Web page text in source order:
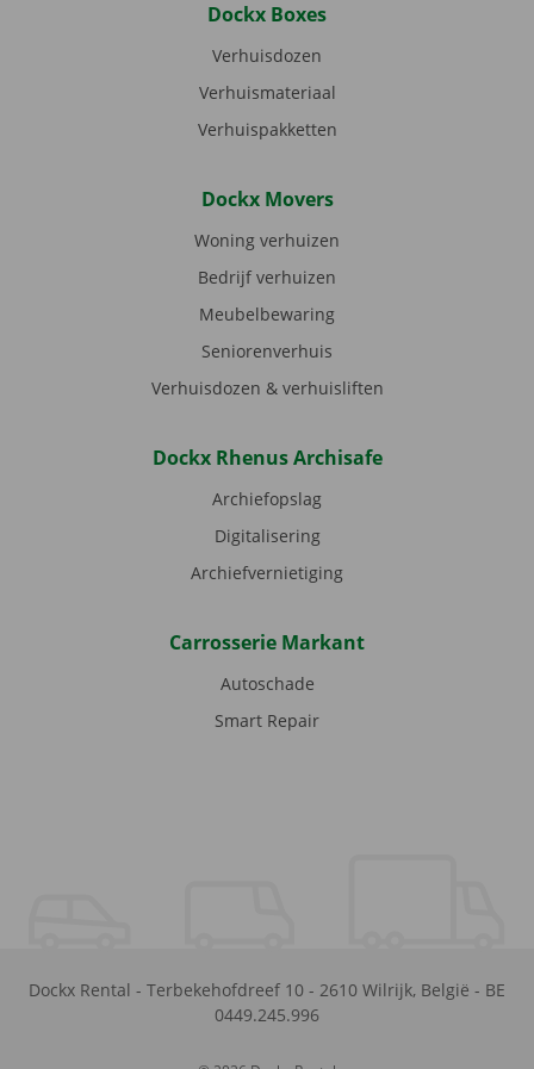
Dockx Boxes
Verhuisdozen
Verhuismateriaal
Verhuispakketten
Dockx Movers
Woning verhuizen
Bedrijf verhuizen
Meubelbewaring
Seniorenverhuis
Verhuisdozen & verhuisliften
Dockx Rhenus Archisafe
Archiefopslag
Digitalisering
Archiefvernietiging
Carrosserie Markant
Autoschade
Smart Repair
Dockx Rental - Terbekehofdreef 10 - 2610 Wilrijk, België - BE
0449.245.996